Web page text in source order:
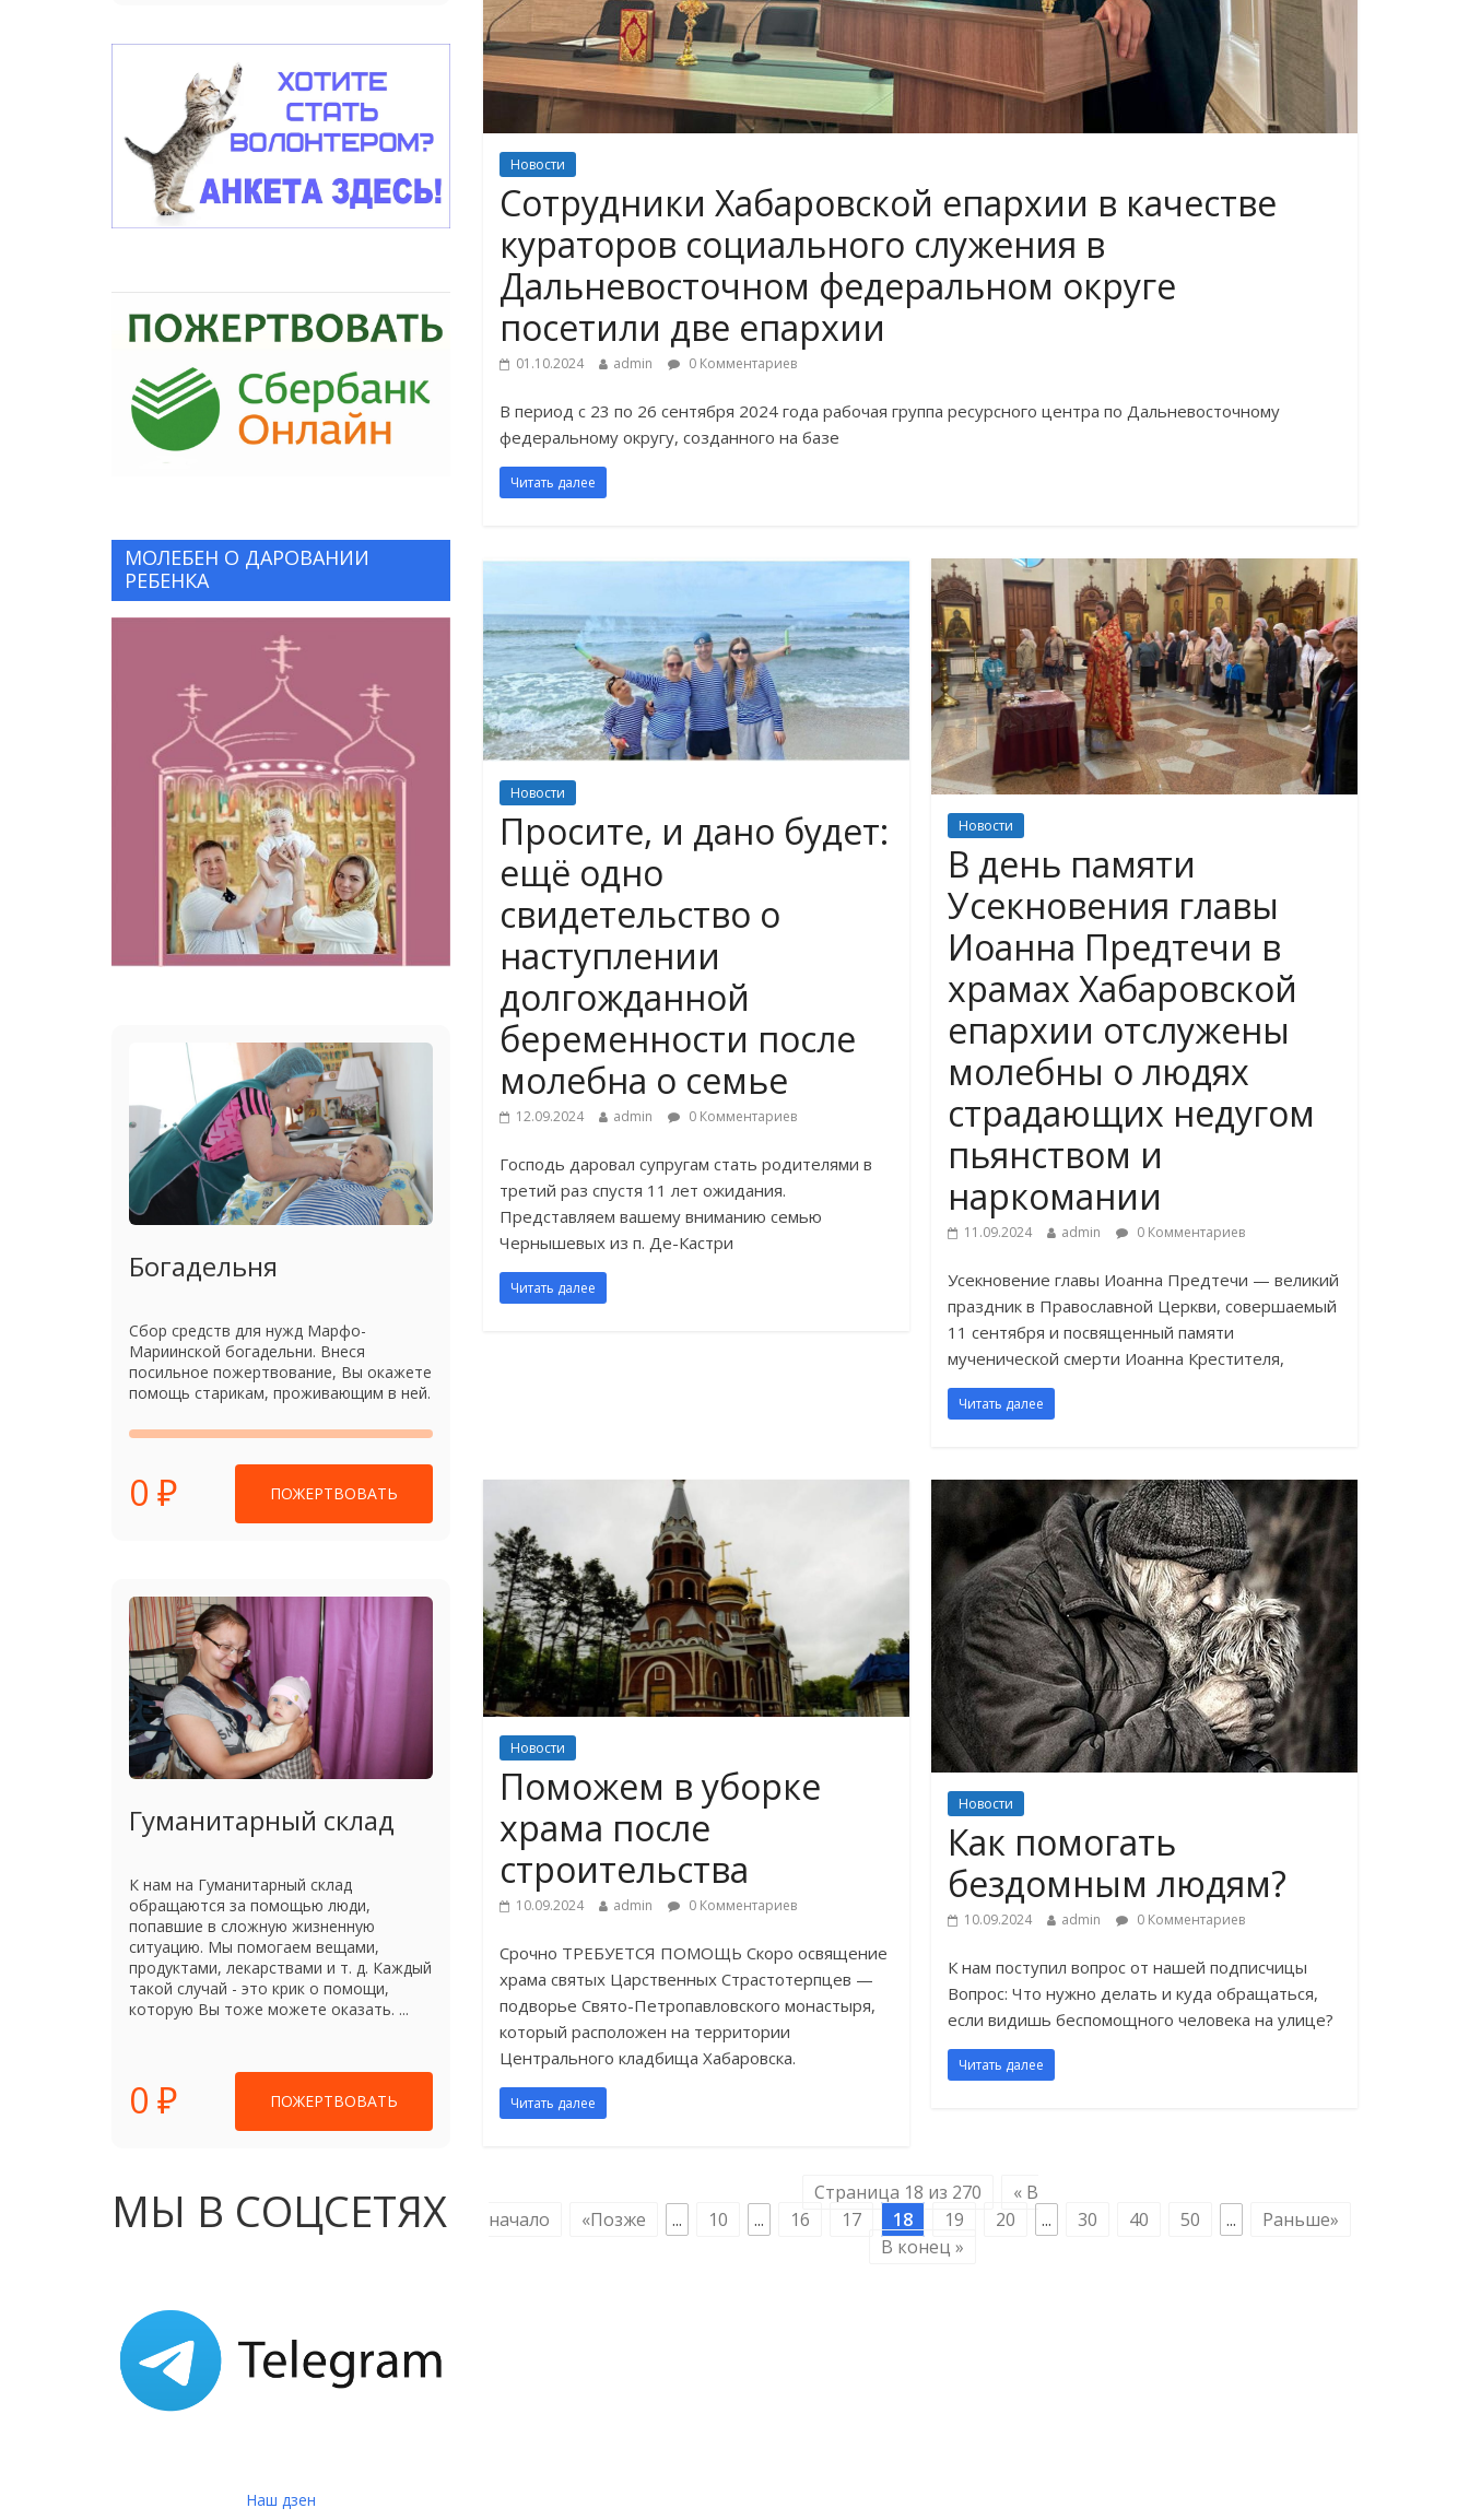
Новости
Сотрудники Хабаровской епархии в качестве
кураторов социального служения в
Дальневосточном федеральном округе
посетили две епархии
01.10.2024 admin 0 Комментариев
В период с 23 по 26 сентября 2024 года рабочая группа ресурсного центра по Дальневосточному
федеральному округу, созданного на базе
Читать далее
Новости
Просите, и дано будет:
ещё одно
свидетельство о
наступлении
долгожданной
беременности после
молебна о семье
12.09.2024 admin 0 Комментариев
Господь даровал супругам стать родителями в
третий раз спустя 11 лет ожидания.
Представляем вашему вниманию семью
Чернышевых из п. Де-Кастри
Читать далее
Новости
В день памяти
Усекновения главы
Иоанна Предтечи в
храмах Хабаровской
епархии отслужены
молебны о людях
страдающих недугом
пьянством и
наркомании
11.09.2024 admin 0 Комментариев
Усекновение главы Иоанна Предтечи — великий
праздник в Православной Церкви, совершаемый
11 сентября и посвященный памяти
мученической смерти Иоанна Крестителя,
Читать далее
Новости
Поможем в уборке
храма после
строительства
10.09.2024 admin 0 Комментариев
Срочно ТРЕБУЕТСЯ ПОМОЩЬ Скоро освящение
храма святых Царственных Страстотерпцев —
подворье Свято-Петропавловского монастыря,
который расположен на территории
Центрального кладбища Хабаровска.
Читать далее
Новости
Как помогать
бездомным людям?
10.09.2024 admin 0 Комментариев
К нам поступил вопрос от нашей подписчицы
Вопрос: Что нужно делать и куда обращаться,
если видишь беспомощного человека на улице?
Читать далее
Страница 18 из 270
« В
начало
«Позже ... 10 ... 16 17 18 19 20 ... 30 40 50 ...
Раньше»
В конец »
МОЛЕБЕН О ДАРОВАНИИ
РЕБЕНКА
Богадельня
Сбор средств для нужд Марфо-
Мариинской богадельни. Внеся
посильное пожертвование, Вы окажете
помощь старикам, проживающим в ней.
0 ₽ ПОЖЕРТВОВАТЬ
Гуманитарный склад
К нам на Гуманитарный склад
обращаются за помощью люди,
попавшие в сложную жизненную
ситуацию. Мы помогаем вещами,
продуктами, лекарствами и т. д. Каждый
такой случай - это крик о помощи,
которую Вы тоже можете оказать. ...
0 ₽ ПОЖЕРТВОВАТЬ
МЫ В СОЦСЕТЯХ
Наш дзен